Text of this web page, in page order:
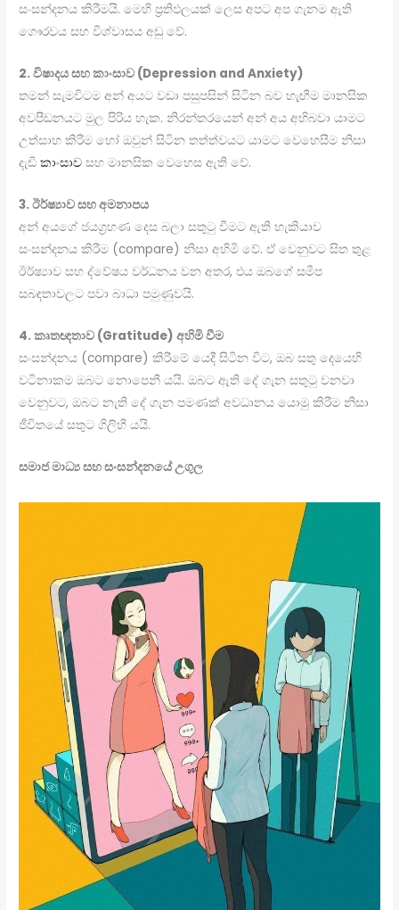
සංසන්දනය කිරීමයි. මෙහි ප්‍රතිඵලයක් ලෙස අපට අප ගැනම ඇති
ගෞරවය සහ විශ්වාසය අඩු වේ.
2. විෂාදය සහ කාංසාව (Depression and Anxiety)
තමන් සැමවිටම අන් අයට වඩා පසුපසින් සිටින බව හැඟීම මානසික
අවපීඩනයට මුල පිරිය හැක. නිරන්තරයෙන් අන් අය අභිබවා යාමට
උත්සාහ කිරීම හෝ ඔවුන් සිටින තත්ත්වයට යාමට වෙහෙසීම නිසා
දැඩිකාංසාවසහ මානසික වෙහෙස ඇති වේ.
3. ඊර්ෂ්‍යාව සහ අමනාපය
අන් අයගේ ජයග්‍රහණ දෙස බලා සතුටු වීමට ඇති හැකියාව
සංසන්දනය කිරීම (compare) නිසා අහිමි වේ. ඒ වෙනුවට සිත තුළ
ඊර්ෂ්‍යාව සහ ද්වේෂය වර්ධනය වන අතර, එය ඔබගේ සමීප
සබඳතාවලට පවා බාධා පමුණුවයි.
4. කෘතඥතාව (Gratitude) අහිමි වීම
සංසන්දනය (compare) කිරීමේ යෙදී සිටින විට, ඔබ සතු දෙයෙහි
වටිනාකම ඔබට නොපෙනී යයි. ඔබට ඇති දේ ගැන සතුටු වනවා
වෙනුවට, ඔබට නැති දේ ගැන පමණක් අවධානය යොමු කිරීම නිසා
ජීවිතයේ සතුට ගිලිහී යයි.
සමාජ මාධ්‍ය සහ සංසන්දනයේ උගුල